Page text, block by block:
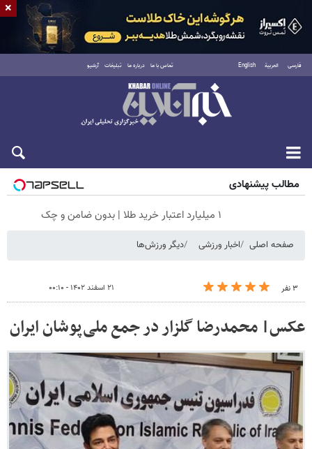
فارسی العربية English تماس با ما درباره ما تبلیغات آرشیو
جمعه ۱۶ مرداد ۱۴۰۵
مطالب پیشنهادی
۱ میلیارد اعتبار خرید طلا | بدون ضامن و چک
صفحه اصلی اخبار ورزشی دیگر ورزش‌ها
۳ نفر ۲۱ اسفند ۱۴۰۲ - ۰۰:۱۰
عکس| محمدرضا گلزار در جمع ملی‌پوشان ایران
×